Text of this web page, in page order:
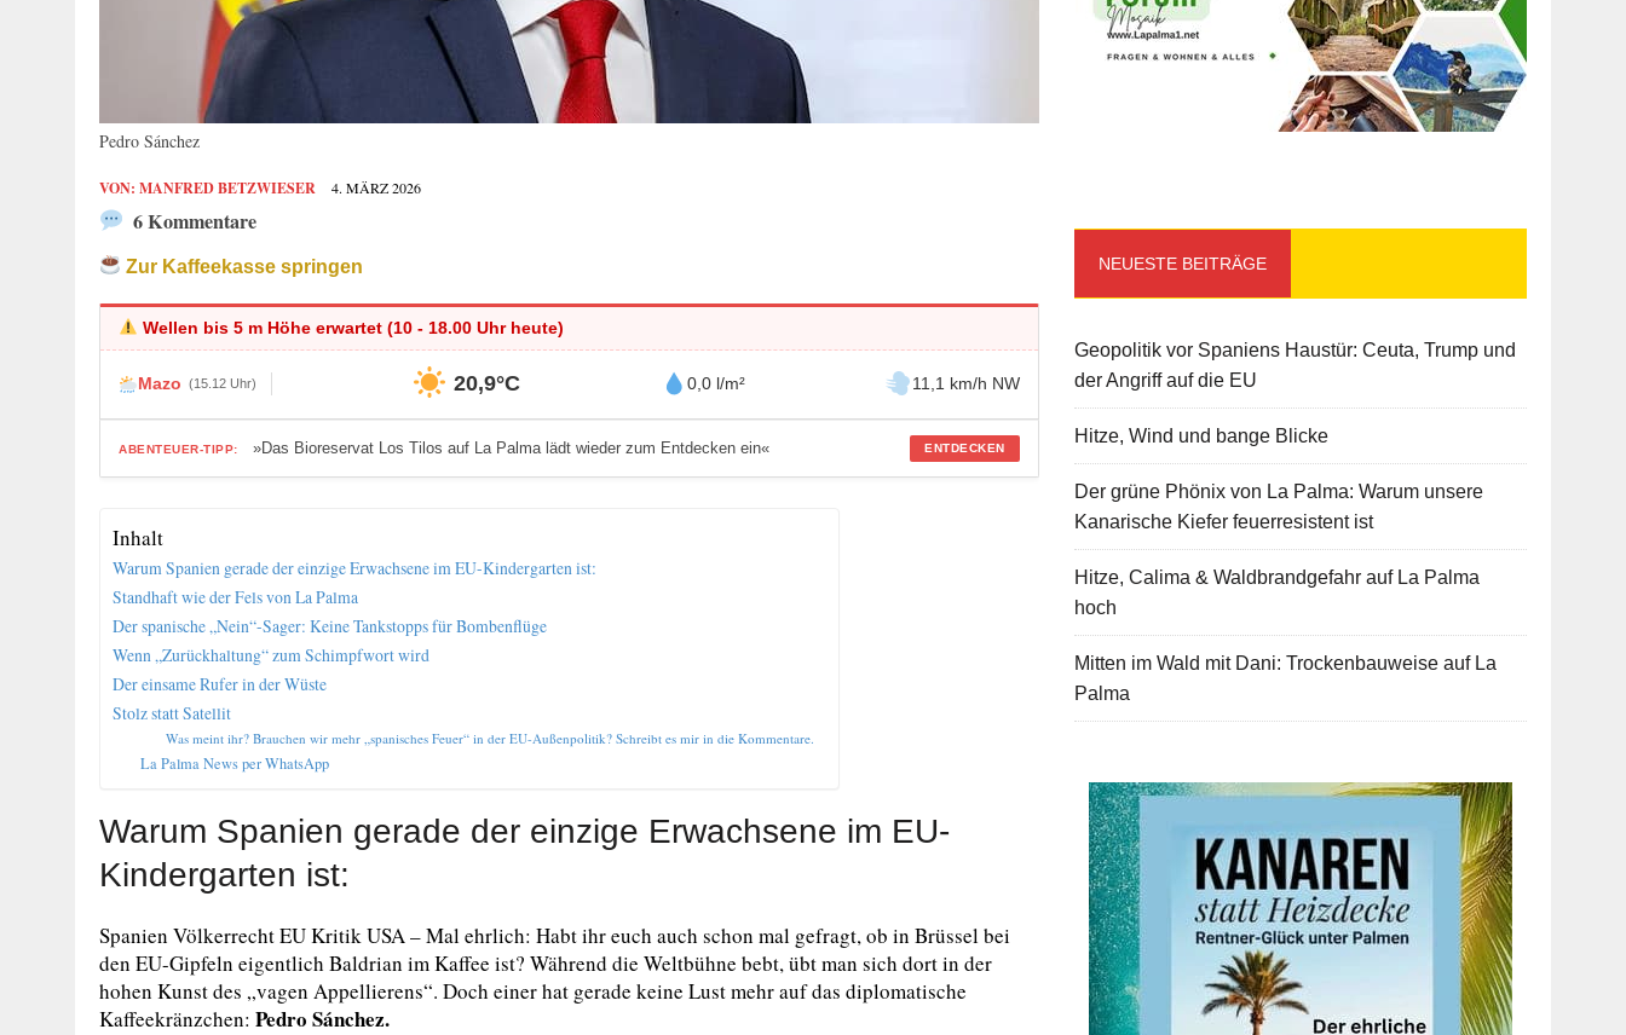
Pedro Sánchez
VON: MANFRED BETZWIESER 4. MÄRZ 2026
6 Kommentare
Zur Kaffeekasse springen
Wellen bis 5 m Höhe erwartet (10 - 18.00 Uhr heute)
Mazo (15.12 Uhr) 20,9°C 0,0 l/m² 11,1 km/h NW
ABENTEUER-TIPP: »Das Bioreservat Los Tilos auf La Palma lädt wieder zum Entdecken ein« ENTDECKEN
Inhalt
Warum Spanien gerade der einzige Erwachsene im EU-Kindergarten ist:
Standhaft wie der Fels von La Palma
Der spanische „Nein“-Sager: Keine Tankstopps für Bombenflüge
Wenn „Zurückhaltung“ zum Schimpfwort wird
Der einsame Rufer in der Wüste
Stolz statt Satellit
Was meint ihr? Brauchen wir mehr „spanisches Feuer“ in der EU-Außenpolitik? Schreibt es mir in die Kommentare.
La Palma News per WhatsApp
Warum Spanien gerade der einzige Erwachsene im EU-
Kindergarten ist:
Spanien Völkerrecht EU Kritik USA – Mal ehrlich: Habt ihr euch auch schon mal gefragt, ob in Brüssel bei
den EU-Gipfeln eigentlich Baldrian im Kaffee ist? Während die Weltbühne bebt, übt man sich dort in der
hohen Kunst des „vagen Appellierens“. Doch einer hat gerade keine Lust mehr auf das diplomatische
Kaffeekränzchen: Pedro Sánchez.
NEUESTE BEITRÄGE
Geopolitik vor Spaniens Haustür: Ceuta, Trump und
der Angriff auf die EU
Hitze, Wind und bange Blicke
Der grüne Phönix von La Palma: Warum unsere
Kanarische Kiefer feuerresistent ist
Hitze, Calima & Waldbrandgefahr auf La Palma
hoch
Mitten im Wald mit Dani: Trockenbauweise auf La
Palma